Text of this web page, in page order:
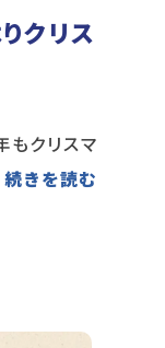
クリス
もクリスマ
きを読む